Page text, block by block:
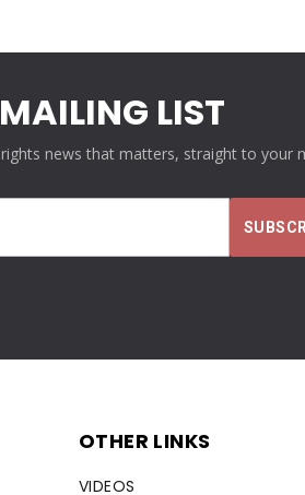
LIST
news that matters, straight to your
OTHER LINKS
VIDEOS